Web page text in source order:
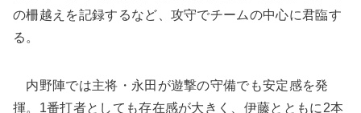
の柵越えを記録するなど、攻守でチームの中心に君臨す
る。
内野陣では主将・永田が遊撃の守備でも安定感を発
揮。1番打者としても存在感が大きく、伊藤とともに2本